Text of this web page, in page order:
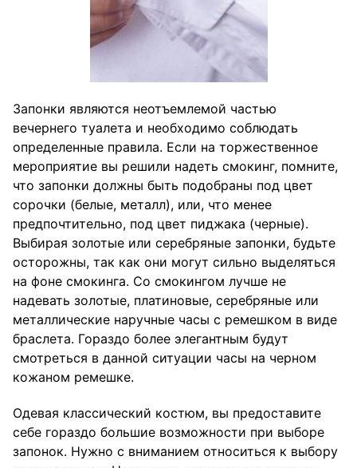
Запонки являются неотъемлемой частью
вечернего туалета и необходимо соблюдать
определенные правила. Если на торжественное
мероприятие вы решили надеть смокинг, помните,
что запонки должны быть подобраны под цвет
сорочки (белые, металл), или, что менее
предпочтительно, под цвет пиджака (черные).
Выбирая золотые или серебряные запонки, будьте
осторожны, так как они могут сильно выделяться
на фоне смокинга. Со смокингом лучше не
надевать золотые, платиновые, серебряные или
металлические наручные часы с ремешком в виде
браслета. Гораздо более элегантным будут
смотреться в данной ситуации часы на черном
кожаном ремешке.
Одевая классический костюм, вы предоставите
себе гораздо большие возможности при выборе
запонок. Нужно с вниманием относиться к выбору